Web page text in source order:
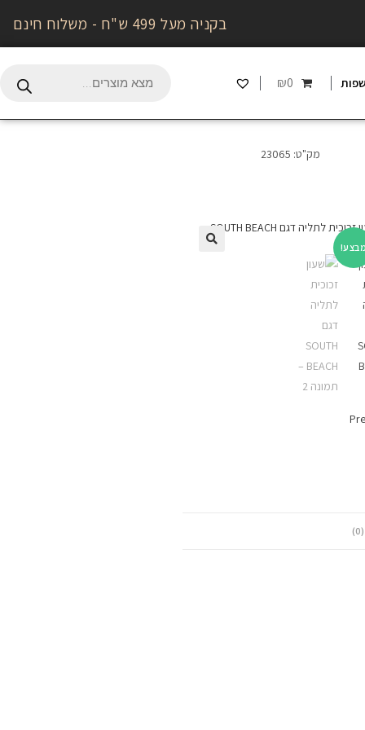
בקניה מעל 499 ש"ח - משלוח חינם
שפות ₪0
מק"ט: 23065
מבצע!